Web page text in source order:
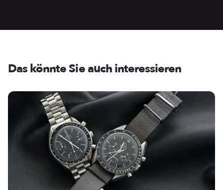
Das könnte Sie auch interessieren